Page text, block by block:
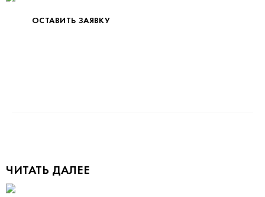
ОСТАВИТЬ ЗАЯВКУ
ЧИТАТЬ ДАЛЕЕ